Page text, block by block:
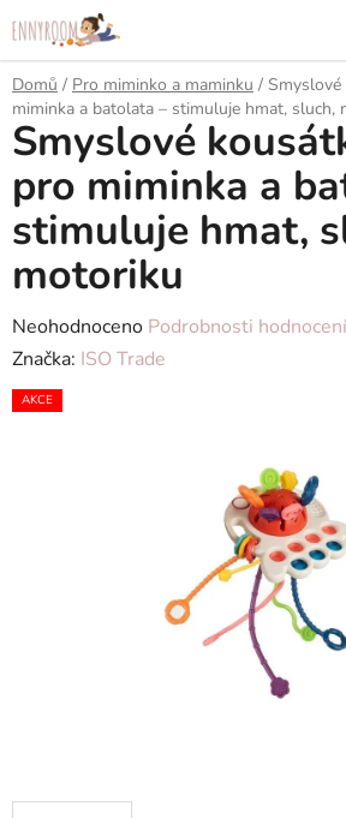
na
obsah
Domů / Pro miminko a maminku /
miminka a batolata – stimuluje hmat, sluch,
Smyslové
pro miminka a
stimuluje hmat,
motoriku
Průměrné
hodnocení
produktu
Neohodnoceno Podrobnosti hodnocení
Značka: ISO Trade
AKCE